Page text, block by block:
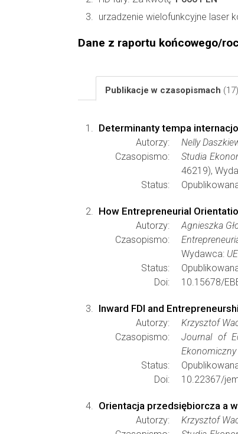
urzadzenie wielofunkcyjne laser
Dane z raportu końcowego/
Publikacje w czasopismach (17)
Determinanty tempa
Autorzy:
Nelly
Czasopismo:
Studia
46219),
Status:
How Entrepreneurial
Autorzy:
Agnieszka
Czasopismo:
Wydawca:
Status:
Doi:
10.15678/
Inward FDI and
Autorzy:
Krzysztof
Czasopismo:
Journal of
Status:
Doi:
10.22367/
Orientacja przedsiębiorcza a
Autorzy:
Krzysztof